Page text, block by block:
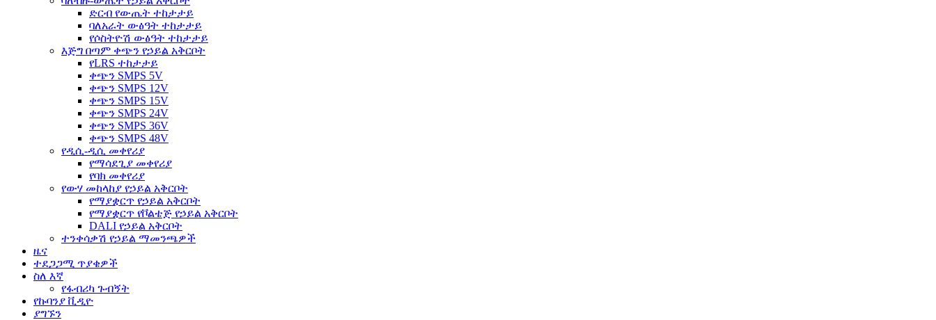
ድርብ የውጤት ተከታታይ
ባለአራት ውፅዓት ተከታታይ
የሶስትዮሽ ውፅዓት ተከታታይ
እጅግ በጣም ቀጭን የኃይል አቅርቦት
የLRS ተከታታይ
ቀጭን SMPS 5V
ቀጭን SMPS 12V
ቀጭን SMPS 15V
ቀጭን SMPS 24V
ቀጭን SMPS 36V
ቀጭን SMPS 48V
የዲሲ-ዲሲ መቀየሪያ
የማሳደጊያ መቀየሪያ
የባክ መቀየሪያ
የውሃ መከላከያ የኃይል አቅርቦት
የማያቋርጥ የኃይል አቅርቦት
የማያቋርጥ የቮልቴጅ የኃይል አቅርቦት
DALI የኃይል አቅርቦት
ተንቀሳቃሽ የኃይል ማመንጫዎች
ዜና
ተደጋጋሚ ጥያቄዎች
ስለ እኛ
የፋብሪካ ጉብኝት
የኩባንያ ቪዲዮ
ያግኙን